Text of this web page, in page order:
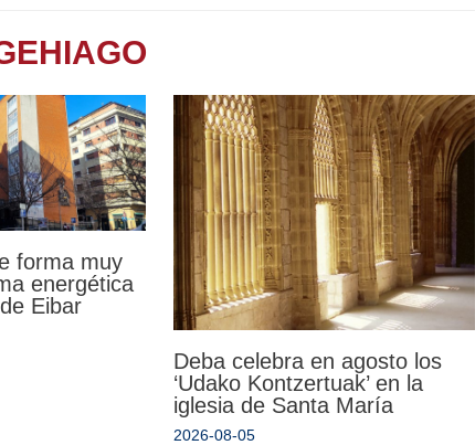
forma muy
energética
Eibar
Deba celebra en agosto los
‘Udako Kontzertuak’ en la
iglesia de Santa María
2026-08-05